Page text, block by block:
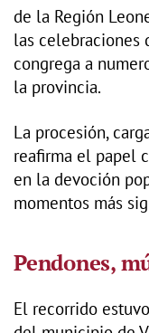
de la Región
las celebraciones
congrega a
la provincia.
La procesión,
reafirma el papel
en la devoción
momentos más
Pendones,
El recorrido